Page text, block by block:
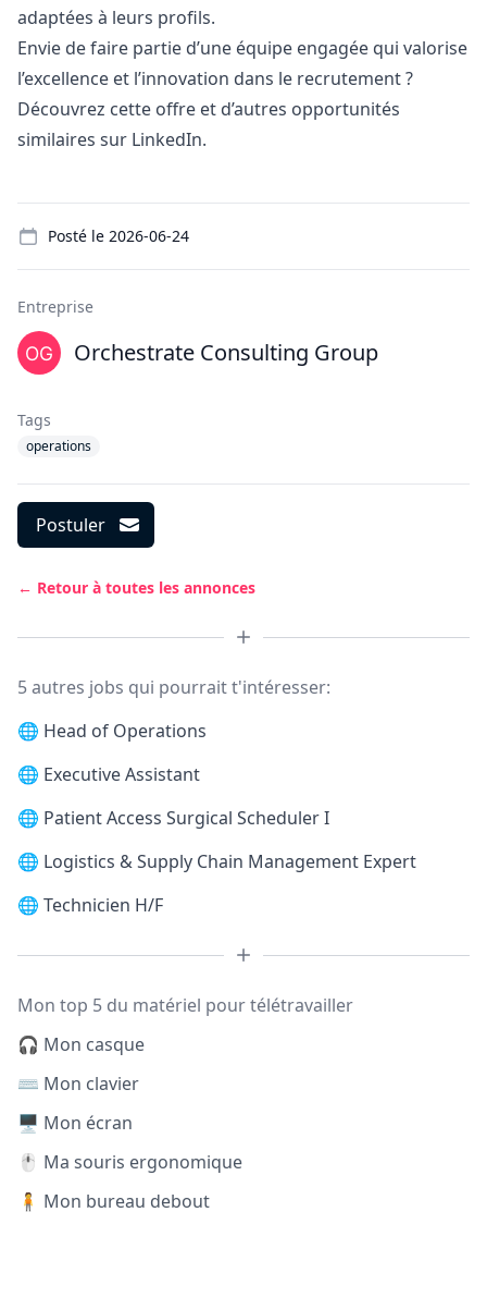
adaptées à leurs profils.
Envie de faire partie d’une équipe engagée qui valorise
l’excellence et l’innovation dans le recrutement ?
Découvrez cette offre et d’autres opportunités
similaires sur LinkedIn.
Posté le 2026-06-24
Entreprise
Orchestrate Consulting Group
Tags
operations
Postuler
← Retour à toutes les annonces
5 autres jobs qui pourrait t'intéresser:
🌐 Head of Operations
🌐 Executive Assistant
🌐 Patient Access Surgical Scheduler I
🌐 Logistics & Supply Chain Management Expert
🌐 Technicien H/F
Mon top 5 du matériel pour télétravailler
🎧 Mon casque
⌨️ Mon clavier
🖥️ Mon écran
🖱️ Ma souris ergonomique
🧍 Mon bureau debout